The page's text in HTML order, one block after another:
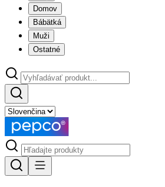
Domov
Bábätká
Muži
Ostatné